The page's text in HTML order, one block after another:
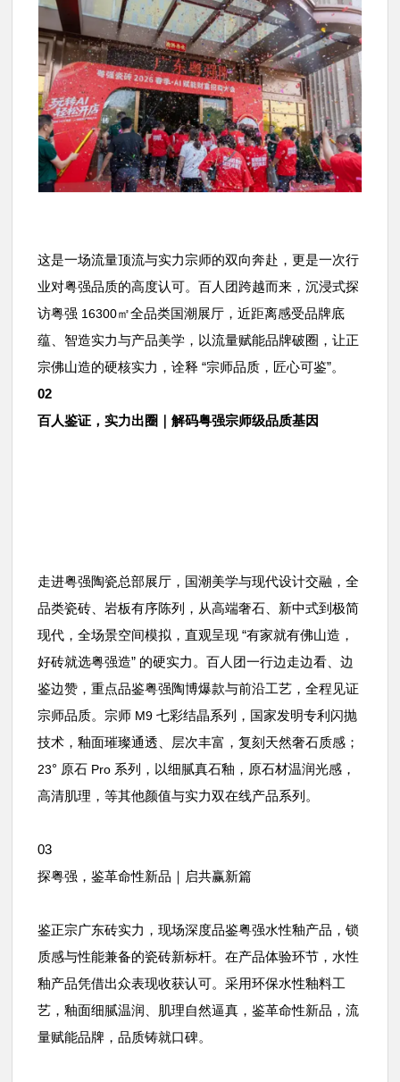
这是一场流量顶流与实力宗师的双向奔赴，更是一次行
业对粤强品质的高度认可。百人团跨越而来，沉浸式探
访粤强 16300㎡全品类国潮展厅，近距离感受品牌底
蕴、智造实力与产品美学，以流量赋能品牌破圈，让正
宗佛山造的硬核实力，诠释 “宗师品质，匠心可鉴”。
02
百人鉴证，实力出圈｜解码粤强宗师级品质基因
走进粤强陶瓷总部展厅，国潮美学与现代设计交融，全
品类瓷砖、岩板有序陈列，从高端奢石、新中式到极简
现代，全场景空间模拟，直观呈现 “有家就有佛山造，
好砖就选粤强造” 的硬实力。百人团一行边走边看、边
鉴边赞，重点品鉴粤强陶博爆款与前沿工艺，全程见证
宗师品质。宗师 M9七彩结晶系列，国家发明专利闪抛
技术，釉面璀璨通透、层次丰富，复刻天然奢石质感；
23° 原石 Pro 系列，以细腻真石釉，原石材温润光感，
高清肌理，等其他颜值与实力双在线产品系列。
03
探粤强，鉴革命性新品｜启共赢新篇
鉴正宗广东砖实力，现场深度品鉴粤强水性釉产品，锁
质感与性能兼备的瓷砖新标杆。在产品体验环节，水性
釉产品凭借出众表现收获认可。采用环保水性釉料工
艺，釉面细腻温润、肌理自然逼真，鉴革命性新品，流
量赋能品牌，品质铸就口碑。